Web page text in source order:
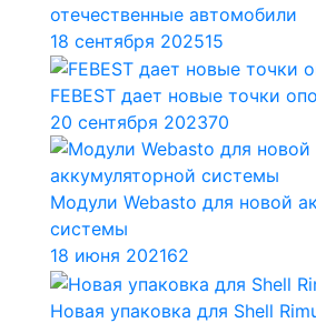
отечественные автомобили
18 сентября 202515
FEBEST дает новые точки
20 сентября 202370
Модули Webasto для новой
системы
18 июня 202162
Новая упаковка для Shell